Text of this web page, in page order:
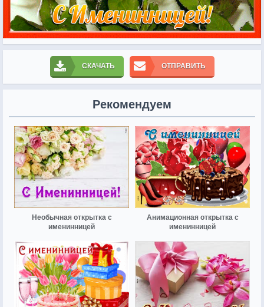
СКАЧАТЬ ОТПРАВИТЬ
Рекомендуем
Необычная открытка с
именинницей
Анимационная открытка с
именинницей